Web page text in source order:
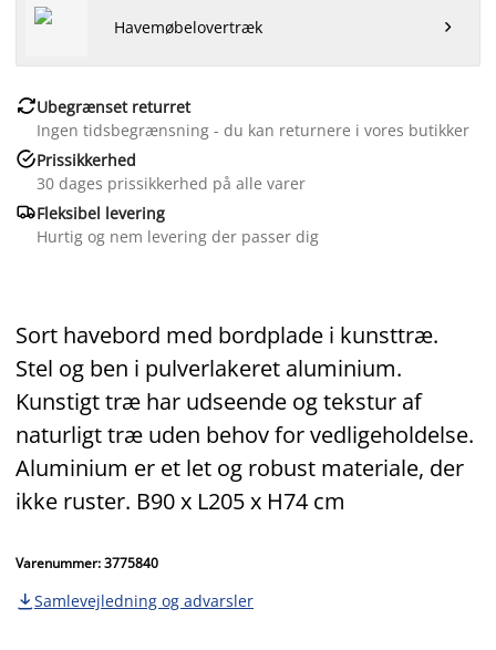
Havemøbelovertræk 
Ubegrænset returret
Ingen tidsbegrænsning - du kan returnere i vores butikker
Prissikkerhed
30 dages prissikkerhed på alle varer
Fleksibel levering
Hurtig og nem levering der passer dig
Sort havebord med bordplade i kunsttræ.
Stel og ben i pulverlakeret aluminium.
Kunstigt træ har udseende og tekstur af
naturligt træ uden behov for vedligeholdelse.
Aluminium er et let og robust materiale, der
ikke ruster. B90 x L205 x H74 cm
Varenummer: 3775840
 Samlevejledning og advarsler